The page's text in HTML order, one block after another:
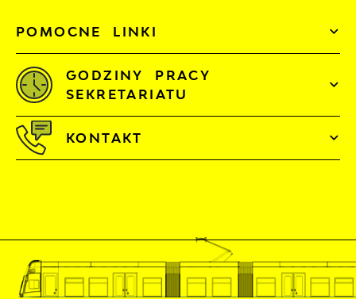
POMOCNE LINKI
GODZINY PRACY
SEKRETARIATU
KONTAKT